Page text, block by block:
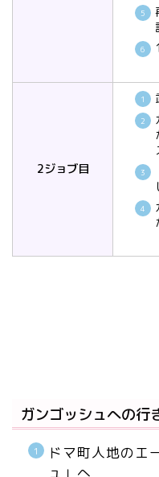
2ジョブ目
ガンゴッシュへの行
ドマ町人地のエ
ュ」へ